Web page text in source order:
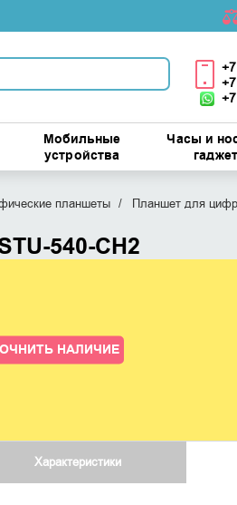
Мобильные
устройства
Часы и
планшеты Планшет для
540-CH2
НАЛИЧИЕ
Характеристики